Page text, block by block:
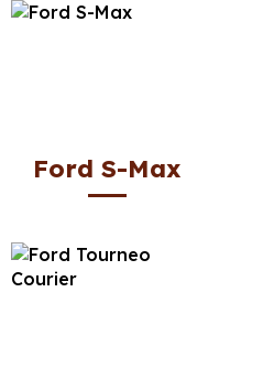
Ford S-Max